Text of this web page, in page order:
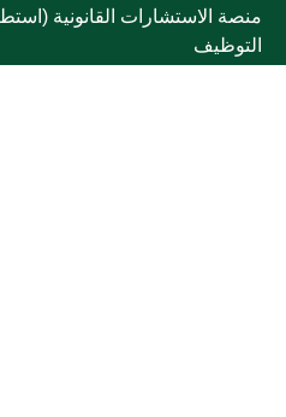
منصة الاستشارات القانونية
التوظيف